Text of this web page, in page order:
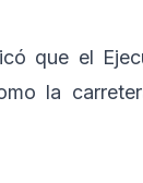
que el
la